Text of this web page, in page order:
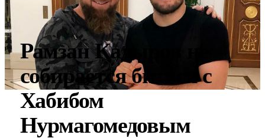
Рамзан Кадыров не
собирается биться с
Хабибом
Нурмагомедовым